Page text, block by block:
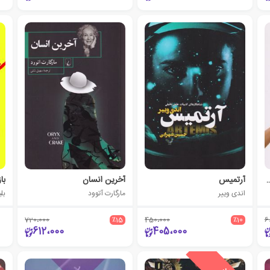
هایی مثل تو آرتمیس
اندی وییر
٪10 450،000
405،000
آخرین انسان
مارگارت آتوود
٪15 720،000
612،000